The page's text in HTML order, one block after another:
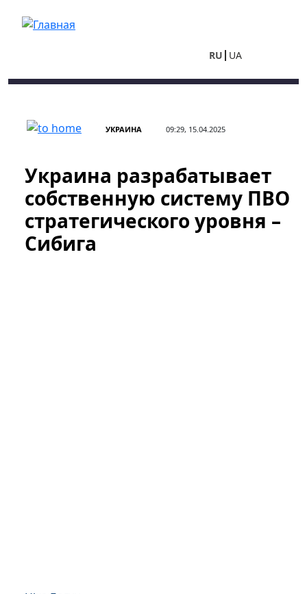
RU UA
УКРАИНА 09:29, 15.04.2025
Украина разрабатывает
собственную систему ПВО
стратегического уровня –
Сибига